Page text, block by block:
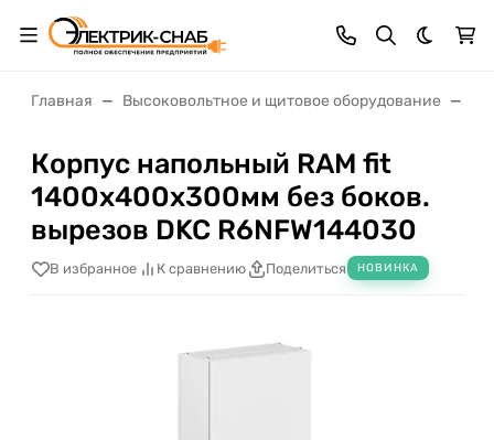
Темная
Главная Высоковольтное и щитовое оборудование
Корпус напольный RAM fit
1400х400х300мм без боков.
вырезов DKC R6NFW144030
В избранное К сравнению Поделиться НОВИНКА